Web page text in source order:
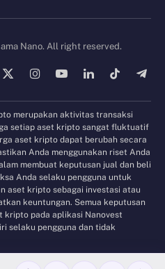
Nano. All right reserved.
X
InstagramYouTubeLinkedInTikTok
merupakan aktivitas transaksi
setiap aset kripto sangat fluktuatif
aset kripto dapat berubah secara
Anda menggunakan riset Anda
membuat keputusan jual dan beli
Anda selaku pengguna untuk
aset kripto sebagai investasi atau
keuntungan. Semua keputusan
kripto pada aplikasi Nanovest
selaku pengguna dan tidak